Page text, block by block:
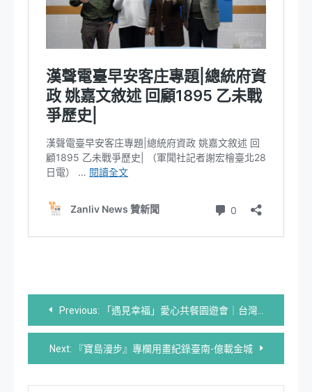
文
章
導
Previous: 「遇見幸福」愛心共餐園遊會｜台灣美與清寒家庭歡渡聖誕
Next: 『寶島漫步』專欄用畫紀錄臺南-億載金城